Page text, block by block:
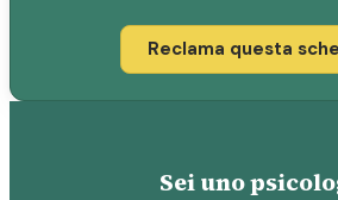
Reclama questa
Sei uno